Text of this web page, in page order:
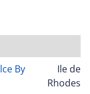
By
Ile de
Rhodes